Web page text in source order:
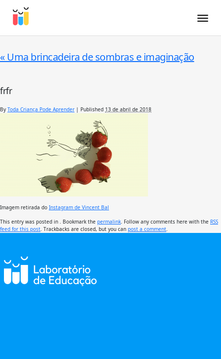
«Uma brincadeira de sombras e imaginação
frfr
By Toda Criança Pode Aprender | Published 13 de abril de 2018
Imagem retirada do Instagram de Vincent Bal
This entry was posted in . Bookmark the permalink . Follow any comments here with the RSS
feed for this post . Trackbacks are closed, but you can post a comment